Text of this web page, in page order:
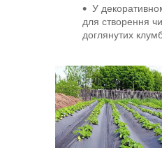
У
для створення
доглянутих